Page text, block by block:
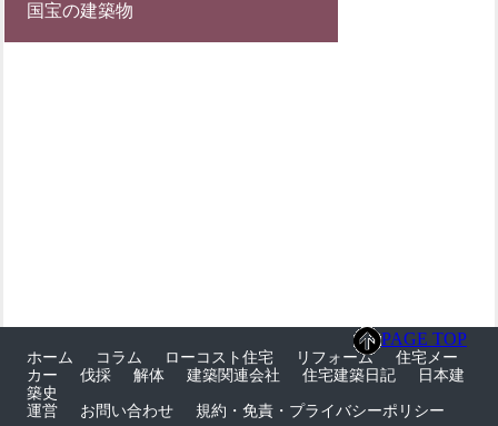
国宝の建築物
PAGE TOP
ホーム コラム ローコスト住宅 リフォーム
住宅メー
カー
伐採 解体 建築関連会社 住宅建築日記
日本建
築史
運営
お問い合わせ 規約・免責・プライバシーポリシー